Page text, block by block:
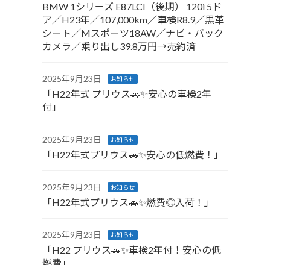
BMW 1シリーズ E87LCI（後期） 120i 5ド
ア／H23年／107,000km／車検R8.9／黒革
シート／Mスポーツ18AW／ナビ・バック
カメラ／乗り出し39.8万円→売約済
2025年9月23日 お知らせ
「H22年式 プリウス🚗✨安心の車検2年
付」
2025年9月23日 お知らせ
「H22年式プリウス🚗✨安心の低燃費！」
2025年9月23日 お知らせ
「H22年式プリウス🚗✨燃費◎入荷！」
2025年9月23日 お知らせ
「H22 プリウス🚗✨車検2年付！安心の低